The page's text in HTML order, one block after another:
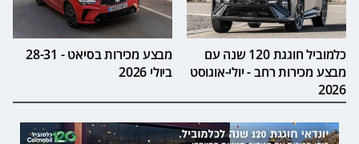
כלמוביל חוגגת 120 שנה עם
מבצע מכירות רחב - יולי-אוגוסט
2026
מבצע מכירות בסיאט - 28-31
ביולי 2026